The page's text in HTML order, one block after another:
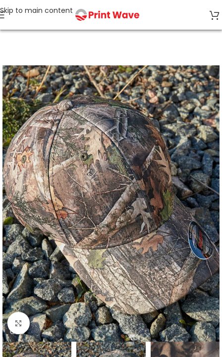
Skip to main content
Click to enlarge